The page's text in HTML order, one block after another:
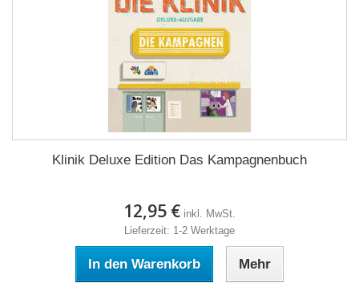
Klinik Deluxe Edition Das Kampagnenbuch
12,95 € inkl. MwSt.
Lieferzeit: 1-2 Werktage
In den Warenkorb Mehr